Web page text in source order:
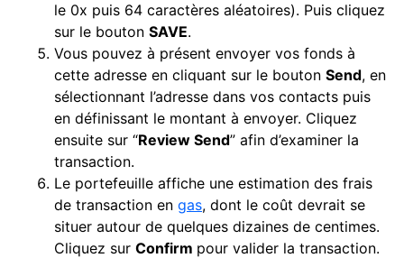
le 0x puis 64 caractères aléatoires). Puis cliquez
sur le bouton SAVE.
Vous pouvez à présent envoyer vos fonds à
cette adresse en cliquant sur le bouton Send, en
sélectionnant l’adresse dans vos contacts puis
en définissant le montant à envoyer. Cliquez
ensuite sur “Review Send” afin d’examiner la
transaction.
Le portefeuille affiche une estimation des frais
de transaction en gas, dont le coût devrait se
situer autour de quelques dizaines de centimes.
Cliquez sur Confirm pour valider la transaction.